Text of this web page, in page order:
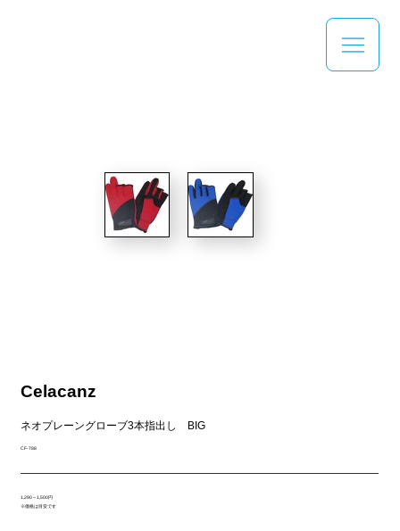
Celacanz
ネオプレーングローブ3本指出し BIG
CF-788
1,290～1,500円
※価格は目安です